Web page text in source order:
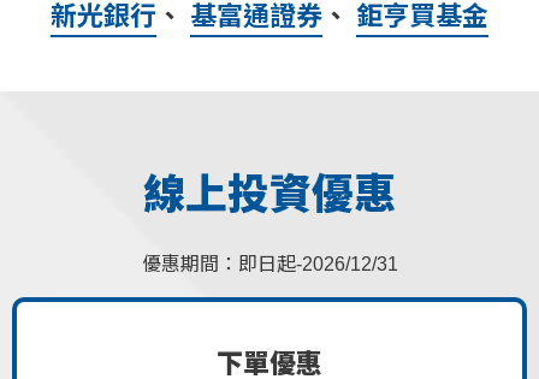
新光銀行 、 基富通證券 、 鉅亨買基金
線上投資優惠
優惠期間：即日起-2026/12/31
下單優惠